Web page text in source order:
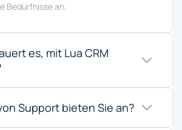
Bedürfnisse an.
es, mit Lua CRM
Support bieten Sie an?